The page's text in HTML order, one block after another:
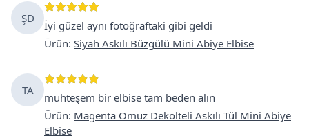
ŞD
İyi güzel aynı fotoğraftaki gibi geldi
Ürün: Siyah Askılı Büzgülü Mini Abiye Elbise
TA
muhteşem bir elbise tam beden alın
Ürün: Magenta Omuz Dekolteli Askılı Tül Mini Abiye
Elbise